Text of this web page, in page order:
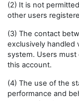
(2) It is not
other users
(3) The contact
exclusively handled
system. Users
this account.
(4) The use of the
performance and